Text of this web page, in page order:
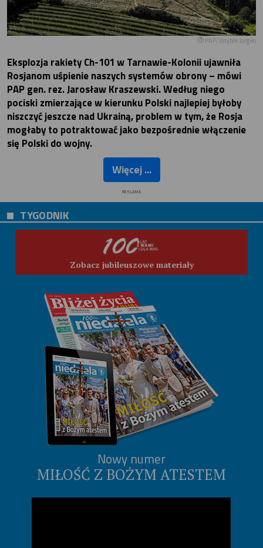
PAP/Wojtek Jargiło
Eksplozja rakiety Ch-101 w Tarnawie-Kolonii ujawniła
Rosjanom uśpienie naszych systemów obrony – mówi
PAP gen. rez. Jarosław Kraszewski. Według niego
pociski zmierzające w kierunku Polski najlepiej byłoby
niszczyć jeszcze nad Ukrainą, problem w tym, że Rosja
mogłaby to potraktować jako bezpośrednie włączenie
się Polski do wojny.
Więcej ...
REKLAMA
TYGODNIK
Zobacz jubileuszowe materiały
Nowy numer
MIŁOŚĆ Z BOŻYM ATESTEM